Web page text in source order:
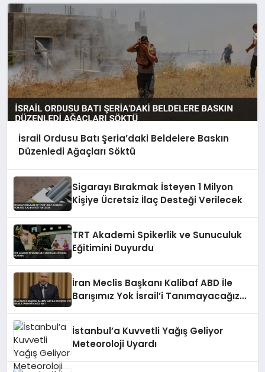
İsrail Ordusu Batı Şeria’daki Beldelere Baskın
Düzenledi Ağaçları Söktü
Sigarayı Bırakmak İsteyen 1 Milyon
Kişiye Ücretsiz İlaç Desteği Verilecek
TRT Akademi Spikerlik ve Sunuculuk
Eğitimini Duyurdu
İran Meclis Başkanı Kalibaf ABD İle
Barışımız Yok İsrail’i Tanımayacağız
İstanbul’a Kuvvetli Yağış Geliyor
Meteoroloji Uyardı